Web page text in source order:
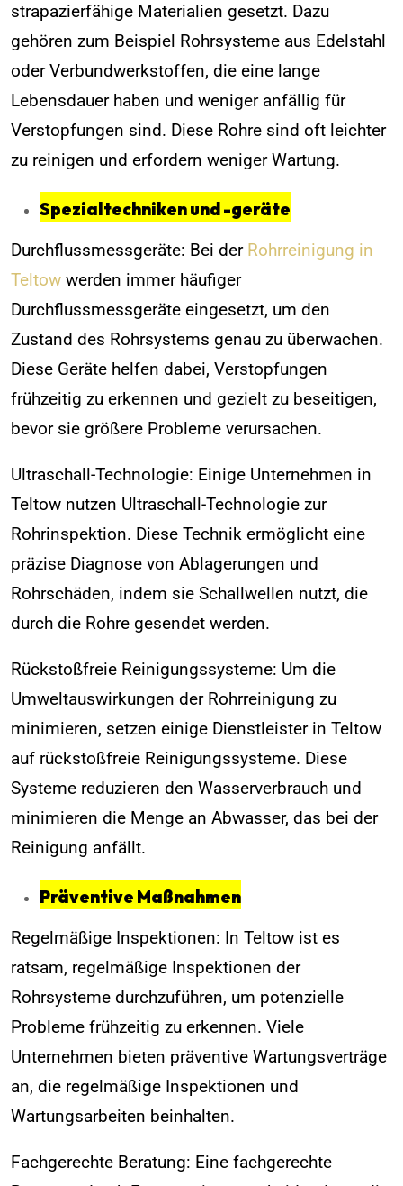
strapazierfähige Materialien gesetzt. Dazu
gehören zum Beispiel Rohrsysteme aus Edelstahl
oder Verbundwerkstoffen, die eine lange
Lebensdauer haben und weniger anfällig für
Verstopfungen sind. Diese Rohre sind oft leichter
zu reinigen und erfordern weniger Wartung.
Spezialtechniken und -geräte
Durchflussmessgeräte: Bei der Rohrreinigung in
Teltow werden immer häufiger
Durchflussmessgeräte eingesetzt, um den
Zustand des Rohrsystems genau zu überwachen.
Diese Geräte helfen dabei, Verstopfungen
frühzeitig zu erkennen und gezielt zu beseitigen,
bevor sie größere Probleme verursachen.
Ultraschall-Technologie: Einige Unternehmen in
Teltow nutzen Ultraschall-Technologie zur
Rohrinspektion. Diese Technik ermöglicht eine
präzise Diagnose von Ablagerungen und
Rohrschäden, indem sie Schallwellen nutzt, die
durch die Rohre gesendet werden.
Rückstoßfreie Reinigungssysteme: Um die
Umweltauswirkungen der Rohrreinigung zu
minimieren, setzen einige Dienstleister in Teltow
auf rückstoßfreie Reinigungssysteme. Diese
Systeme reduzieren den Wasserverbrauch und
minimieren die Menge an Abwasser, das bei der
Reinigung anfällt.
Präventive Maßnahmen
Regelmäßige Inspektionen: In Teltow ist es
ratsam, regelmäßige Inspektionen der
Rohrsysteme durchzuführen, um potenzielle
Probleme frühzeitig zu erkennen. Viele
Unternehmen bieten präventive Wartungsverträge
an, die regelmäßige Inspektionen und
Wartungsarbeiten beinhalten.
Fachgerechte Beratung: Eine fachgerechte